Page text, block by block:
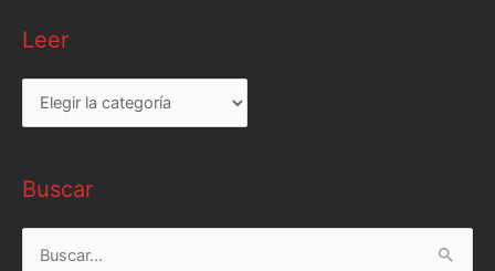
Leer
Leer
Buscar
Buscar